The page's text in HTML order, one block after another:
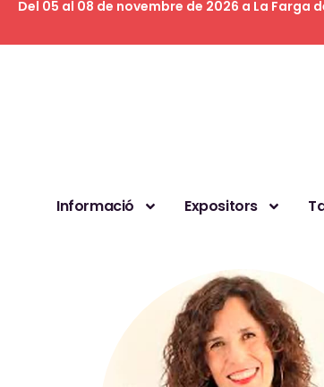
Del 05 al 08 de novembre de 2026 a La Farga
Informació Expositors